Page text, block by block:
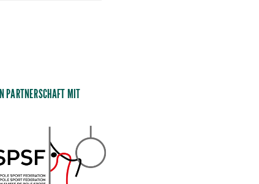
IN PARTNERSCHAFT MIT